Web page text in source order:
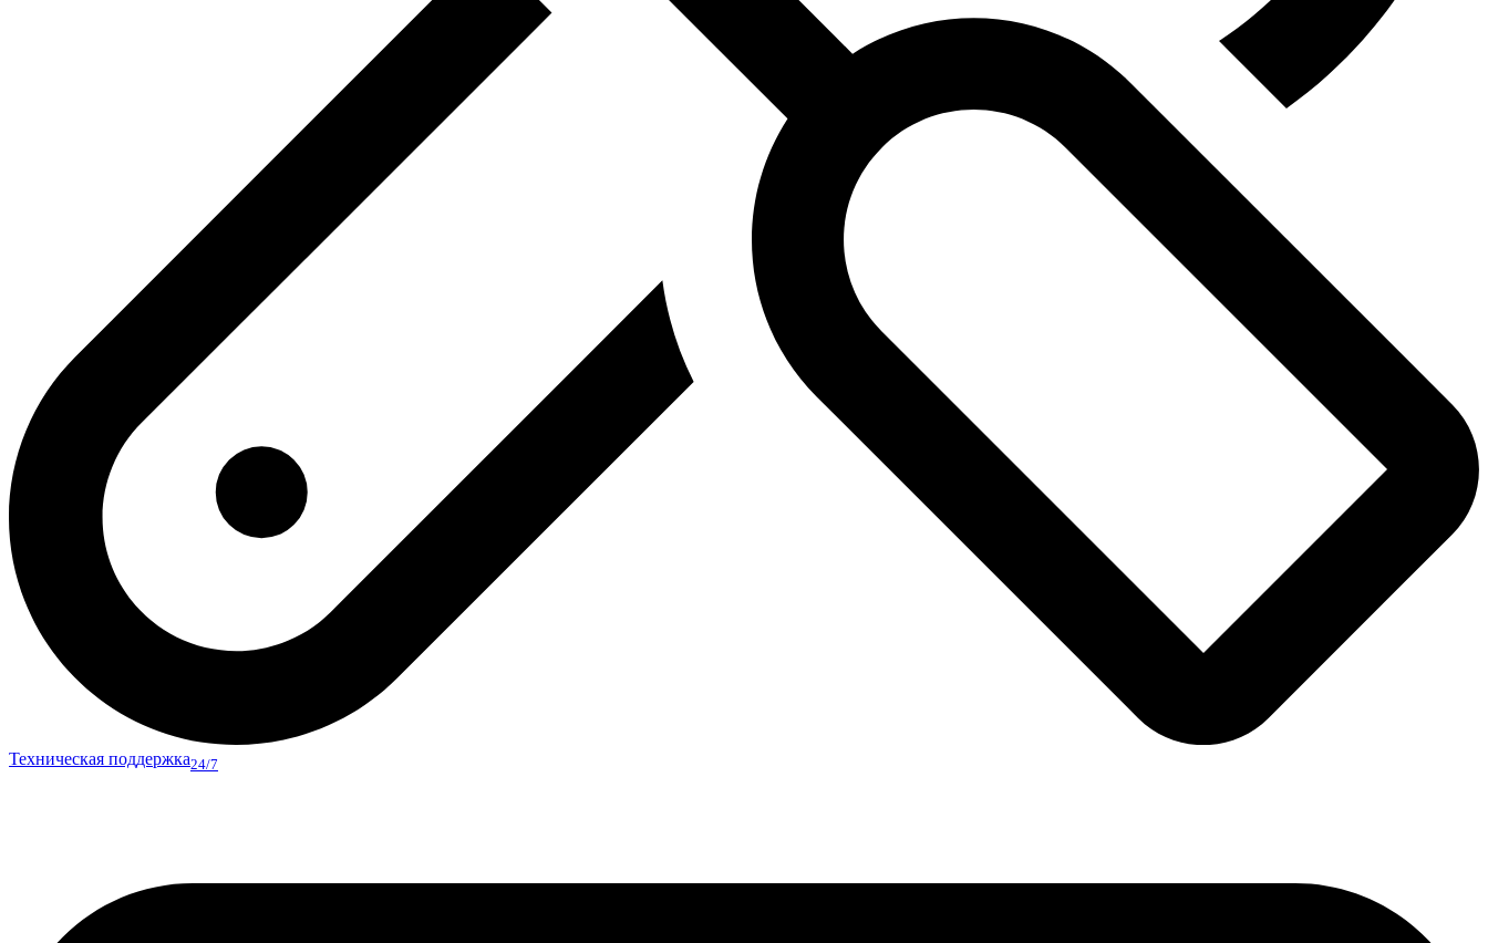
Техническая поддержка24/7